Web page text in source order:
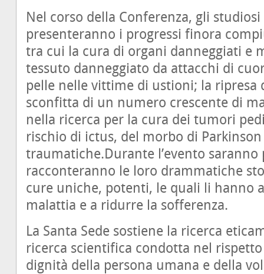
Nel corso della Conferenza, gli
presenteranno i progressi finora
tra cui la cura di organi danneggiati e
tessuto danneggiato da attacchi di
pelle nelle vittime di ustioni; la
sconfitta di un numero crescente di
nella ricerca per la cura dei tumori
rischio di ictus, del morbo di
traumatiche.Durante l’evento
racconteranno le loro drammatiche
cure uniche, potenti, le quali li hanno
malattia e a ridurre la sofferenza.
La Santa Sede sostiene la ricerca
ricerca scientifica condotta nel
dignità della persona umana e della